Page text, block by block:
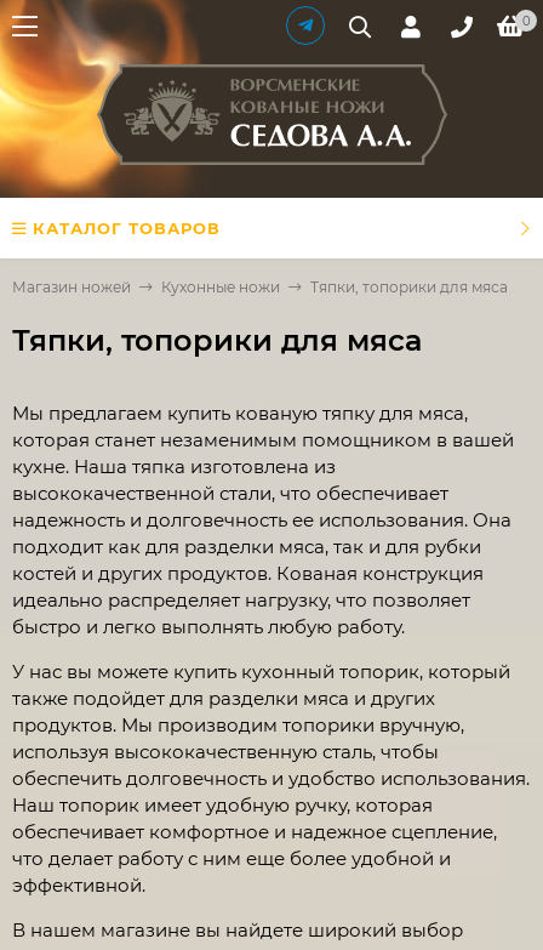
0
КАТАЛОГ ТОВАРОВ
Магазин ножей Кухонные ножи Тяпки, топорики для мяса
Тяпки, топорики для мяса
Мы предлагаем купить кованую тяпку для мяса,
которая станет незаменимым помощником в вашей
кухне. Наша тяпка изготовлена из
высококачественной стали, что обеспечивает
надежность и долговечность ее использования. Она
подходит как для разделки мяса, так и для рубки
костей и других продуктов. Кованая конструкция
идеально распределяет нагрузку, что позволяет
быстро и легко выполнять любую работу.
У нас вы можете купить кухонный топорик, который
также подойдет для разделки мяса и других
продуктов. Мы производим топорики вручную,
используя высококачественную сталь, чтобы
обеспечить долговечность и удобство использования.
Наш топорик имеет удобную ручку, которая
обеспечивает комфортное и надежное сцепление,
что делает работу с ним еще более удобной и
эффективной.
В нашем магазине вы найдете широкий выбор